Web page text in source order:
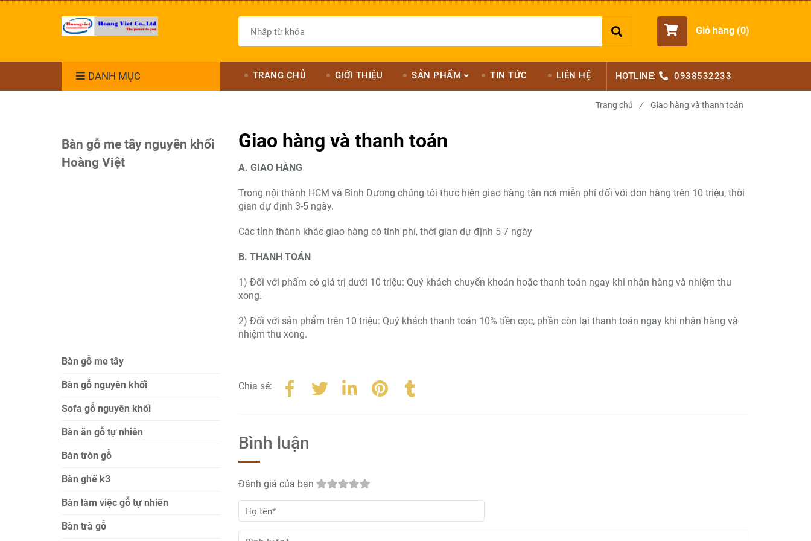
Giỏ hàng (0)
DANH MỤC TRANG CHỦ GIỚI THIỆU SẢN PHẨM TIN TỨC LIÊN HỆ HOTLINE: 0938532233
Trang chủ / Giao hàng và thanh toán
Giao hàng và thanh toán
A. GIAO HÀNG
Trong nội thành HCM và Bình Dương chúng tôi thực hiện giao hàng tận nơi miễn phí đối với đơn hàng trên 10 triệu, thời
gian dự định 3-5 ngày.
Các tỉnh thành khác giao hàng có tính phí, thời gian dự định 5-7 ngày
B. THANH TOÁN
1) Đối với phẩm có giá trị dưới 10 triệu: Quý khách chuyển khoản hoặc thanh toán ngay khi nhận hàng và nhiệm thu
xong.
2) Đối với sản phẩm trên 10 triệu: Quý khách thanh toán 10% tiền cọc, phần còn lại thanh toán ngay khi nhận hàng và
nhiệm thu xong.
Chia sẻ:
Bình luận
Đánh giá của bạn
Bàn gỗ me tây nguyên khối
Hoàng Việt
Bàn gỗ me tây
Bàn gỗ nguyên khối
Sofa gỗ nguyên khối
Bàn ăn gỗ tự nhiên
Bàn tròn gỗ
Bàn ghế k3
Bàn làm việc gỗ tự nhiên
Bàn trà gỗ